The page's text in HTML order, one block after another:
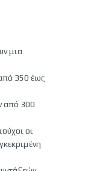
μια
350 έως
από 300
οι